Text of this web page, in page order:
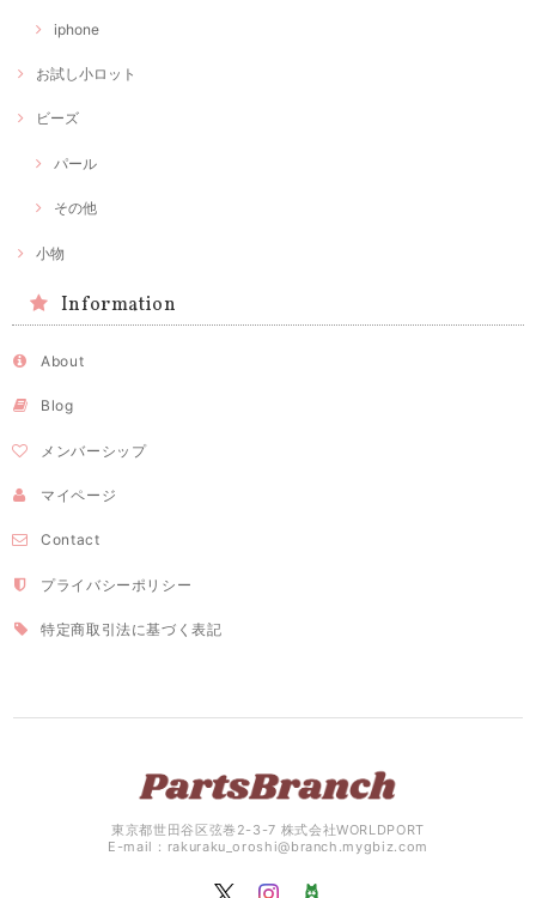
iphone
お試し小ロット
ビーズ
パール
その他
小物
Information
About
Blog
メンバーシップ
マイページ
Contact
プライバシーポリシー
特定商取引法に基づく表記
東京都世田谷区弦巻2-3-7 株式会社WORLDPORT
E-mail： rakuraku_oroshi@branch.mygbiz.com